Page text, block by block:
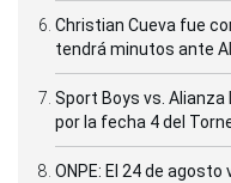
Christian Cueva fue
tendrá minutos ante
Sport Boys vs. Alianza
por la fecha 4 del
ONPE: El 24 de